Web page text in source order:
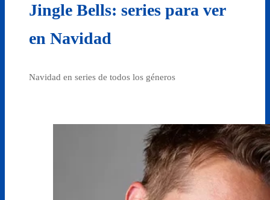
Jingle Bells: series para ver
en Navidad
Navidad en series de todos los géneros